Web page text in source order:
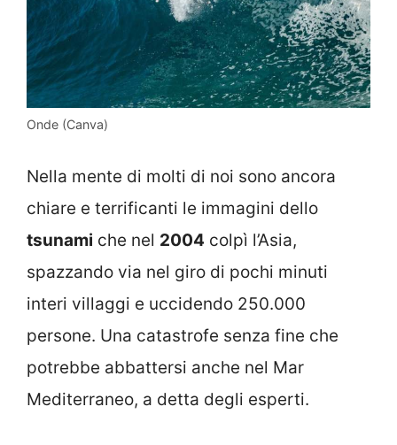
Onde (Canva)
Nella mente di molti di noi sono ancora
chiare e terrificanti le immagini dello
tsunami che nel 2004 colpì l’Asia,
spazzando via nel giro di pochi minuti
interi villaggi e uccidendo 250.000
persone. Una catastrofe senza fine che
potrebbe abbattersi anche nel Mar
Mediterraneo, a detta degli esperti.